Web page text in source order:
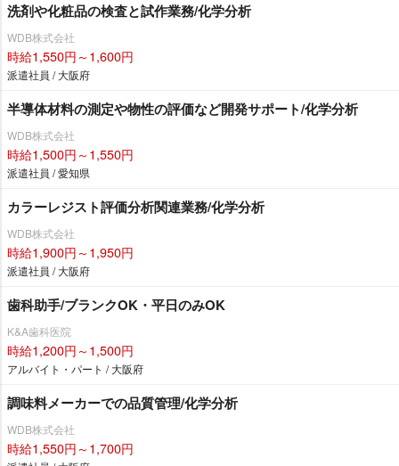
洗剤や化粧品の検査と試作業務/化学分析
WDB株式会社
時給1,550円～1,600円
派遣社員 / 大阪府
半導体材料の測定や物性の評価など開発サポート/化学分析
WDB株式会社
時給1,500円～1,550円
派遣社員 / 愛知県
カラーレジスト評価分析関連業務/化学分析
WDB株式会社
時給1,900円～1,950円
派遣社員 / 大阪府
歯科助手/ブランクOK・平日のみOK
K&A歯科医院
時給1,200円～1,500円
アルバイト・パート / 大阪府
調味料メーカーでの品質管理/化学分析
WDB株式会社
時給1,550円～1,700円